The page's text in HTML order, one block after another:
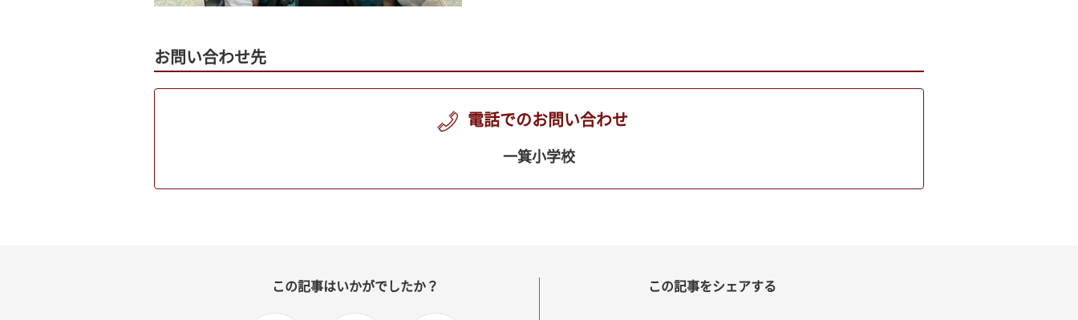
お問い合わせ先
電話でのお問い合わせ
一箕小学校
この記事はいかがでしたか？ この記事をシェアする